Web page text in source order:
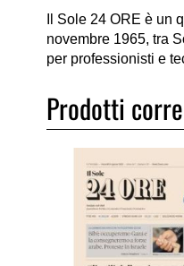
Il Sole 24 ORE è
novembre 1965, tra
per professionisti e
Prodotti